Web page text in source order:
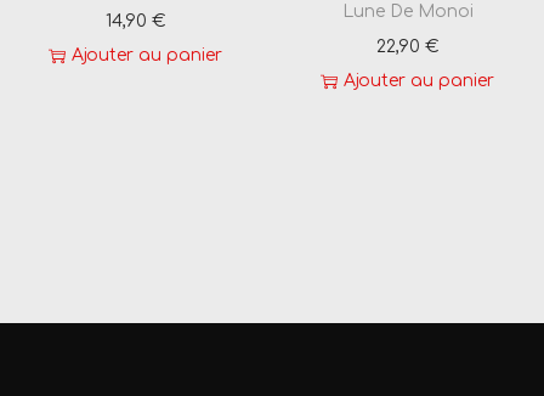
14,90 €
Ajouter au panier
Lune De Monoi
22,90 €
Ajouter au panier